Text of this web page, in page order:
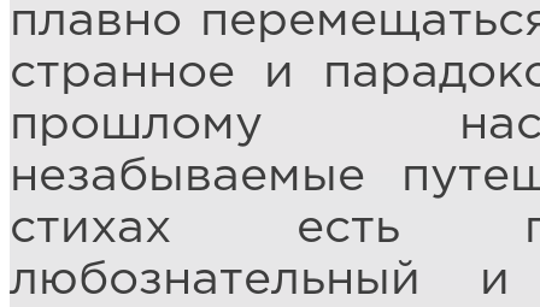
плавно
странное и
прошлому
незабываемые
стихах есть
любознательный